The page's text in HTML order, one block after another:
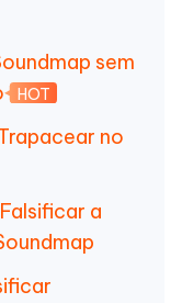
sem
HOT
no
a